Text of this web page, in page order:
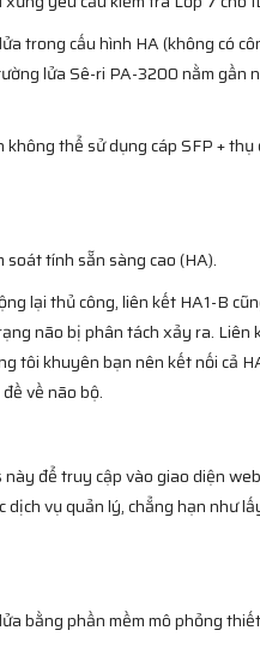
trong cấu hình HA (không có
lửa Sê-ri PA-3200 nằm gần
thể sử dụng cáp SFP +
tính sẵn sàng cao (HA).
lại thủ công, liên kết HA1-B
não bị phân tách xảy ra. Liên
tôi khuyên bạn nên kết nối cả
về não bộ.
để truy cập vào giao diện
vụ quản lý, chẳng hạn như
bằng phần mềm mô phỏng